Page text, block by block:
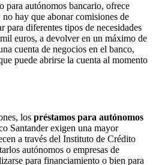
para autónomos bancario, ofrece
hay que abonar comisiones de
para diferentes tipos de necesidades
euros, a devolver en un máximo de
cuenta de negocios en el banco,
puede abrirse la cuenta al momento
los préstamos para autónomos
Santander exigen una mayor
a través del Instituto de Crédito
autónomos o empresas de
para financiamiento o bien para